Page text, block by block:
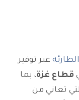
عبر توفير
قطاع غزة، بما
تعاني من